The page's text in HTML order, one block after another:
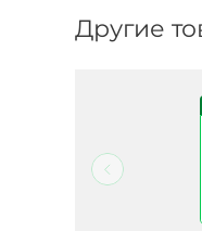
Другие